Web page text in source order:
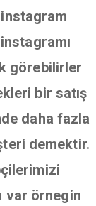
görebilirler
bir satış
daha fazla
demektir.
var örnegin